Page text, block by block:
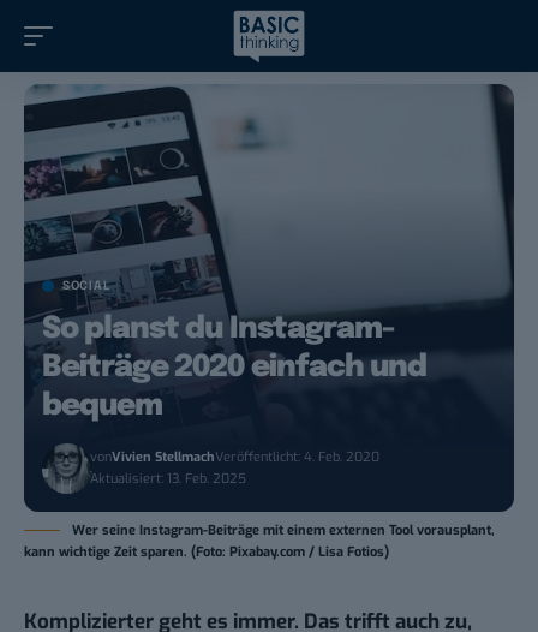
SOCIAL
So planst du Instagram-
Beiträge 2020 einfach und
bequem
vonVivien StellmachVeröffentlicht: 4. Feb. 2020
Aktualisiert: 13. Feb. 2025
Wer seine Instagram-Beiträge mit einem externen Tool vorausplant,
kann wichtige Zeit sparen. (Foto: Pixabay.com / Lisa Fotios)
Komplizierter geht es immer. Das trifft auch zu,